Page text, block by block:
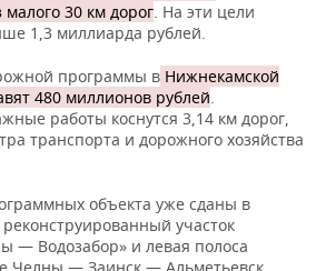
30 км дорог. На эти цели
1,3 миллиарда рублей.
программы в Нижнекамской
480 миллионов рублей.
работы коснутся 3,14 км дорог,
транспорта и дорожного хозяйства
объекта уже сданы в
участок
— Водозабор» и левая полоса